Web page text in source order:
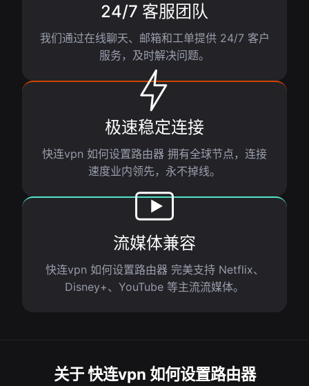
24/7 客服团队
我们通过在线聊天、邮箱和工单提供 24/7 客户
服务，及时解决问题。
极速稳定连接
快连vpn 如何设置路由器 拥有全球节点，连接
速度业内领先，永不掉线。
流媒体兼容
快连vpn 如何设置路由器 完美支持 Netflix、
Disney+、YouTube 等主流流媒体。
关于 快连vpn 如何设置路由器